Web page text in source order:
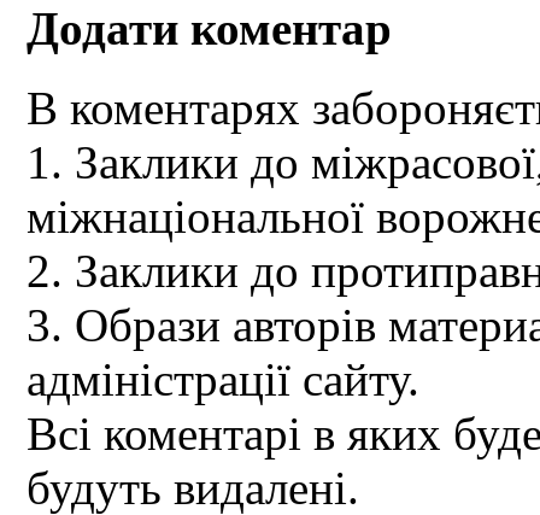
Додати коментар
В коментарях
1. Заклики до
міжнаціональної
2. Заклики до
3. Образи авторів
адміністрації сайту.
Всі коментарі в яких
будуть видалені.